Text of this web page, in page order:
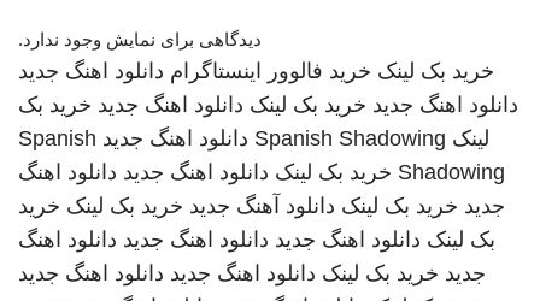
دیدگاهی برای نمایش وجود ندارد.
خرید بک لینک خرید فالوور اینستاگرام دانلود اهنگ جدید
دانلود اهنگ جدید خرید بک لینک دانلود اهنگ جدید خرید بک
لینک Spanish Shadowing دانلود اهنگ جدید Spanish
Shadowing خرید بک لینک دانلود اهنگ جدید دانلود اهنگ
جدید خرید بک لینک دانلود آهنگ جدید خرید بک لینک خرید
بک لینک دانلود اهنگ جدید دانلود اهنگ جدید دانلود اهنگ
جدید خرید بک لینک دانلود اهنگ جدید دانلود اهنگ جدید